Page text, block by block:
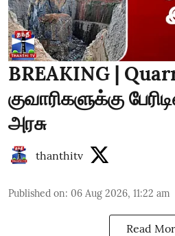
BREAKING |
குவாரிகளுக்கு
அரசு
thanthitv
Published on: 06 Aug 2026, 11:22 am
Read